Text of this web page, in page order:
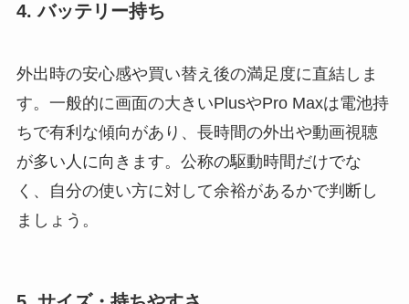
4. バッテリー持ち
外出時の安心感や買い替え後の満足度に直結しま
す。一般的に画面の大きいPlusやPro Maxは電池持
ちで有利な傾向があり、長時間の外出や動画視聴
が多い人に向きます。公称の駆動時間だけでな
く、自分の使い方に対して余裕があるかで判断し
ましょう。